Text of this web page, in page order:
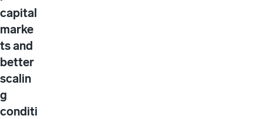
capital
marke
ts and
better
scalin
g
conditi